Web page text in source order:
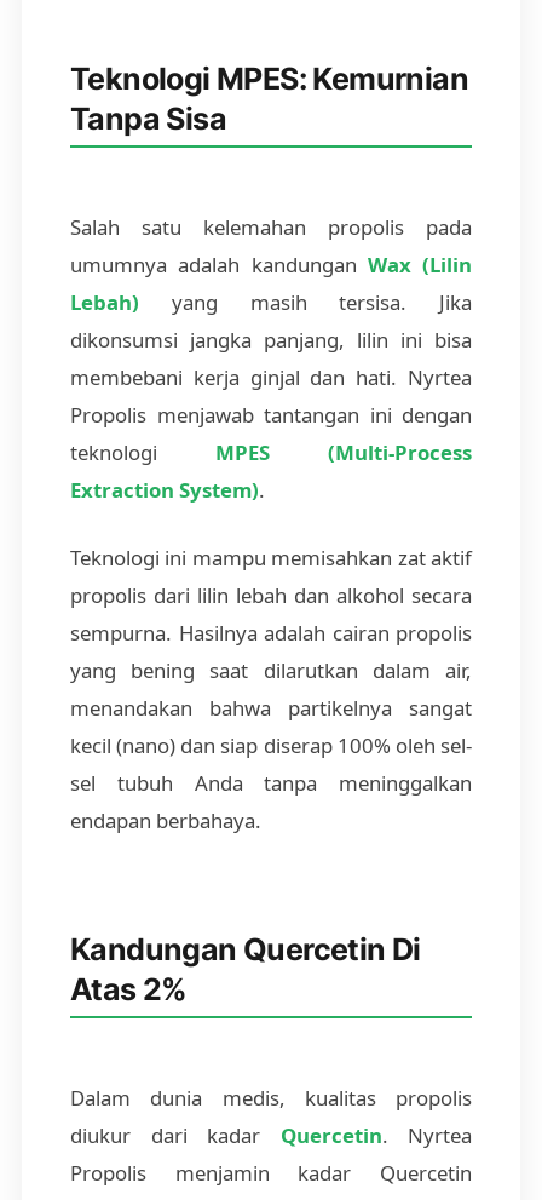
Teknologi MPES: Kemurnian
Tanpa Sisa
Salah satu kelemahan propolis pada
umumnya adalah kandungan Wax (Lilin
Lebah) yang masih tersisa. Jika
dikonsumsi jangka panjang, lilin ini bisa
membebani kerja ginjal dan hati. Nyrtea
Propolis menjawab tantangan ini dengan
teknologi MPES (Multi-Process
Extraction System).
Teknologi ini mampu memisahkan zat aktif
propolis dari lilin lebah dan alkohol secara
sempurna. Hasilnya adalah cairan propolis
yang bening saat dilarutkan dalam air,
menandakan bahwa partikelnya sangat
kecil (nano) dan siap diserap 100% oleh sel-
sel tubuh Anda tanpa meninggalkan
endapan berbahaya.
Kandungan Quercetin Di
Atas 2%
Dalam dunia medis, kualitas propolis
diukur dari kadar Quercetin. Nyrtea
Propolis menjamin kadar Quercetin